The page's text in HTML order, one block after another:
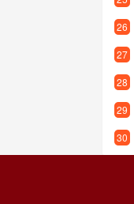
26
27
28
29
30